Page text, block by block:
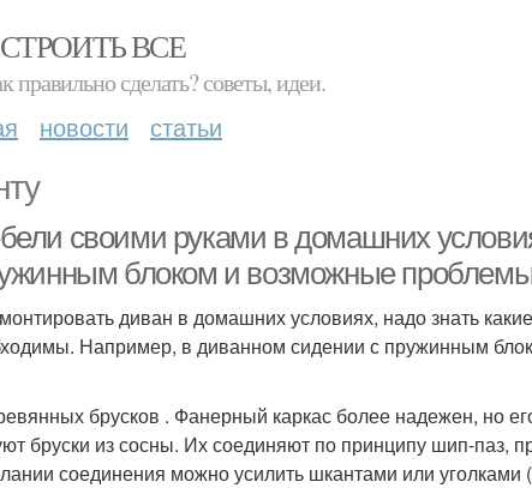
СТРОИТЬ ВСЕ
правильно сделать? советы, идеи.
новости статьи
своими руками в домашних
блоком и возможные
диван в домашних условиях, надо знать
Например, в диванном сидении с пружинным
брусков . Фанерный каркас более надежен, но
бруски из сосны. Их соединяют по принципу шип-паз,
соединения можно усилить шкантами или